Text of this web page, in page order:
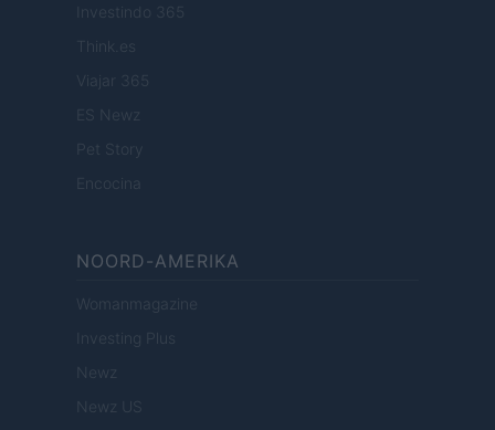
Investindo 365
Think.es
Viajar 365
ES Newz
Pet Story
Encocina
NOORD-AMERIKA
Womanmagazine
Investing Plus
Newz
Newz US